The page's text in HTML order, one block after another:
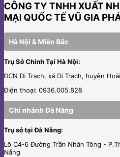
CÔNG TY TNHH XUẤT
MẠI QUỐC TẾ VŨ GIA
Hà Nội & Miền Bắc
Trụ Sở Chính Tại Hà Nội:
ĐCN Di Trạch, xã Di Trạch, huyện
Điện thoại: 0936.005.828
Chi nhánh Đà Nẵng
Trụ sở tại Đà Nẵng:
Lô C4-6 Đường Trần Nhân Tông -
Nẵng